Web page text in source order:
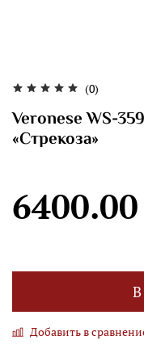
(0)
Veronese WS-
«Стрекоза»
В
Добавить в